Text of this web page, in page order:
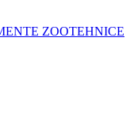
ZOOTEHNICE